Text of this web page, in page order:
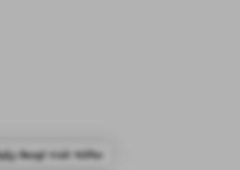
ساخته شده توسط